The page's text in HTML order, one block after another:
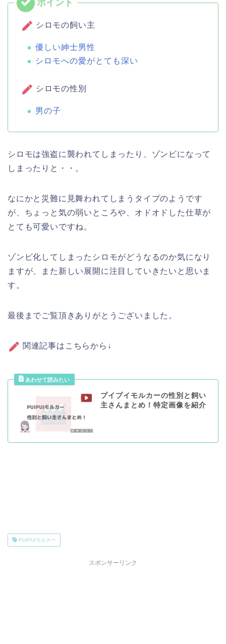
シロモの飼い主
優しい紳士男性
シロモへの愛がとても深い
シロモの性別
男の子
シロモは強盗に襲われてしまったり、ゾンビになって
しまったりと・・。
なにかと災難に見舞われてしまうタイプのようです
が、ちょっと気の弱いところや、オドオドした仕草が
とても可愛いですね。
ゾンビ化してしまったシロモがどうなるのか気になり
ますが、また新しい展開に注目していきたいと思いま
す。
最後までご覧頂きありがとうございました。
関連記事はこちらから↓
プイプイモルカーの性別と飼い
主さんまとめ！特定画像を紹介
PUIPUIモルカー
スポンサーリンク